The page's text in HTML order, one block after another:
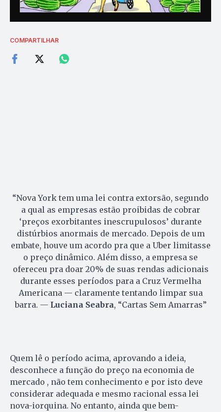
COMPARTILHAR
“Nova York tem uma lei contra extorsão, segundo
a qual as empresas estão proibidas de cobrar
‘preços exorbitantes inescrupulosos’ durante
distúrbios anormais de mercado. Depois de um
embate, houve um acordo pra que a Uber limitasse
o preço dinâmico. Além disso, a empresa se
ofereceu pra doar 20% de suas rendas adicionais
durante esses períodos para a Cruz Vermelha
Americana — claramente tentando limpar sua
barra. — Luciana Seabra, “Cartas Sem Amarras”
Quem lê o período acima, aprovando a ideia,
desconhece a função do preço na economia de
mercado , não tem conhecimento e por isto deve
considerar adequada e mesmo racional essa lei
nova-iorquina. No entanto, ainda que bem-